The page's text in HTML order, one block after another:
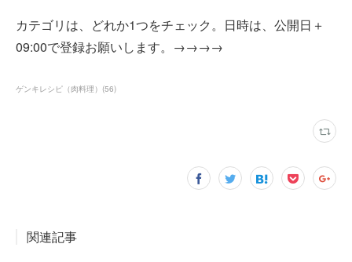
カテゴリは、どれか1つをチェック。日時は、公開日＋
09:00で登録お願いします。→→→→
ゲンキレシピ（肉料理） (56)
関連記事